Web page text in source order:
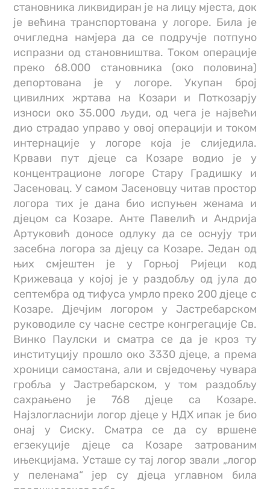
становника ликвидиран је на лицу мјеста, док
је већина транспортована у логоре. Била је
очигледна намјера да се подручје потпуно
испразни од становништва. Током операције
преко 68.000 становника (око половина)
депортована је у логоре. Укупан број
цивилних жртава на Козари и Поткозарју
износи око 35.000 људи, од чега је највећи
дио страдао управо у овој операцији и током
интернације у логоре која је слиједила.
Крвави пут дјеце са Козаре водио је у
концентрационе логоре Стару Градишку и
Јасеновац. У самом Јасеновцу читав простор
логора тих је дана био испуњен женама и
дјецом са Козаре. Анте Павелић и Андрија
Артуковић доносе одлуку да се оснују три
засебна логора за дјецу са Козаре. Један од
њих смјештен је у Горњој Ријеци код
Крижеваца у којој је у раздобљу од јула до
септембра од тифуса умрло преко 200 дјеце с
Козаре. Дјечјим логором у Јастребарском
руководиле су часне сестре конгрегације Св.
Винко Паулски и сматра се да је кроз ту
институцију прошло око 3330 дјеце, а према
хроници самостана, али и свједочењу чувара
гробља у Јастребарском, у том раздобљу
сахрањено је 768 дјеце са Козаре.
Најзлогласнији логор дјеце у НДХ ипак је био
онај у Сиску. Сматра се да су вршене
егзекуције дјеце са Козаре затрованим
ињекцијама. Усташе су тај логор звали „логор
у пеленама“ јер су дјеца углавном била